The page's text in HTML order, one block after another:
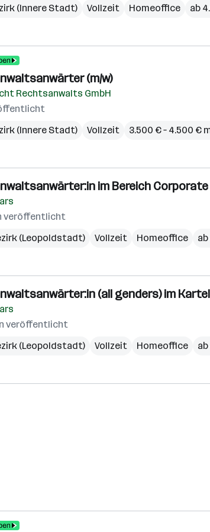
(Innere Stadt)
Vollzeit Homeoffice ab
(m/w)
Rechtsanwalts GmbH
(Innere Stadt)
Vollzeit 3.500 € – 4.500 €
im Bereich Corporate
veröffentlicht
(Leopoldstadt)
Vollzeit Homeoffice
(all genders) im
veröffentlicht
(Leopoldstadt)
Vollzeit Homeoffice